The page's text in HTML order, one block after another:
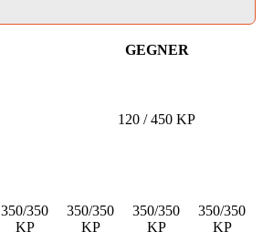
GEGNER
120 / 450 KP
350/350
KP
350/350
KP
350/350
KP
350/350
KP